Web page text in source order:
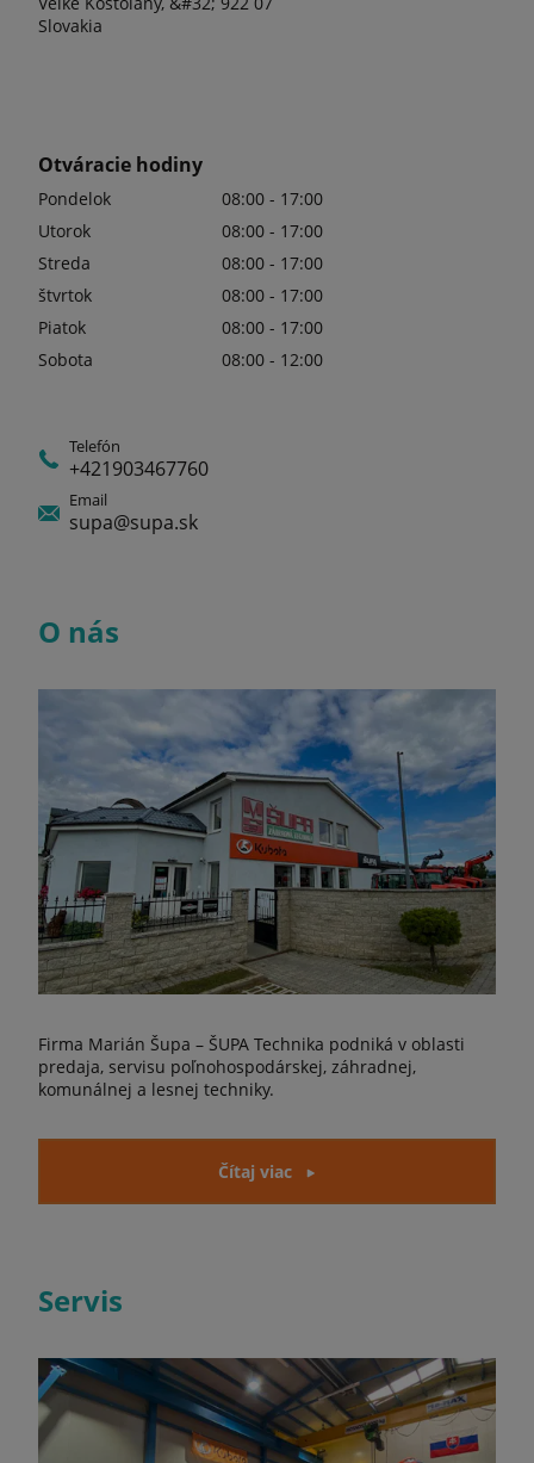
Slovakia
Otváracie hodiny
Pondelok
08:00 - 17:00
Utorok
08:00 - 17:00
Streda
08:00 - 17:00
štvrtok
08:00 - 17:00
Piatok
08:00 - 17:00
Sobota
08:00 - 12:00
Telefón
+421903467760
Email
supa@supa.sk
O nás
Firma Marián Šupa – ŠUPA Technika podniká v oblasti
predaja, servisu poľnohospodárskej, záhradnej,
komunálnej a lesnej techniky.
Čítaj viac
Servis